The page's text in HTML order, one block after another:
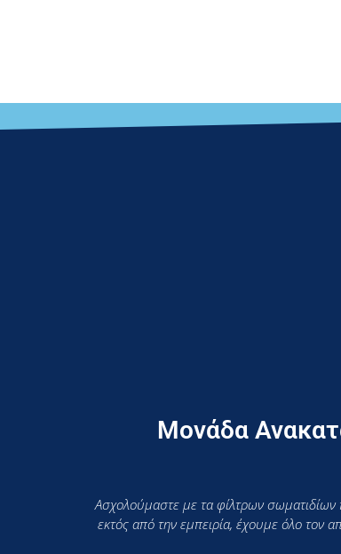
Μονάδα
Ασχολούμαστε με τα φίλτρων σωματιδίων
εκτός από την εμπειρία, έχουμε όλο τον